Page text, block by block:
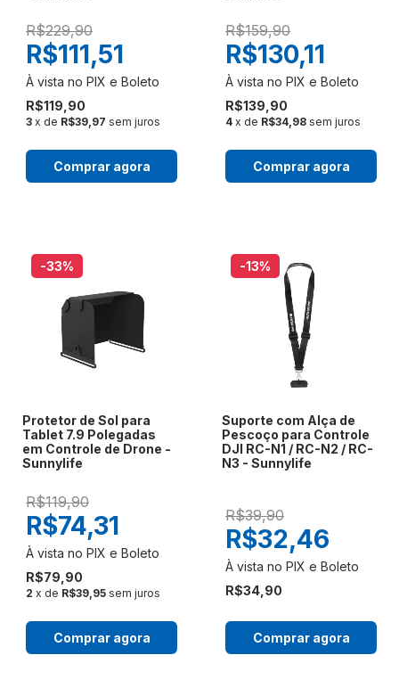
R$229,90
R$119,90
R$111,51
3 x de R$39,97 sem juros
Comprar agora
R$159,90
R$139,90
R$130,11
4 x de R$34,98 sem juros
Comprar agora
-33%
Protetor de Sol para
Tablet 7.9 Polegadas
em Controle de Drone -
Sunnylife
R$119,90
R$79,90
R$74,31
2 x de R$39,95 sem juros
Comprar agora
-13%
Suporte com Alça de
Pescoço para Controle
DJI RC-N1 / RC-N2 / RC-
N3 - Sunnylife
R$39,90
R$34,90
R$32,46
Comprar agora